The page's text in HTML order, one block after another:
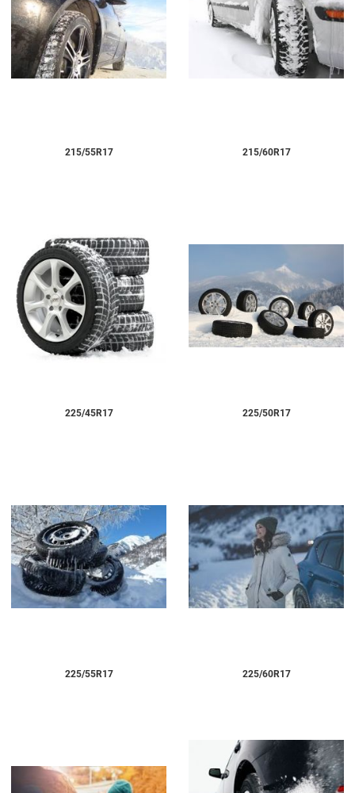
215/55R17 215/60R17
225/45R17 225/50R17
225/55R17 225/60R17